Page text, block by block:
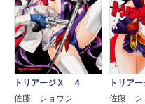
トリアージＸ ４
佐藤 ショウジ
トリア
佐藤 シ